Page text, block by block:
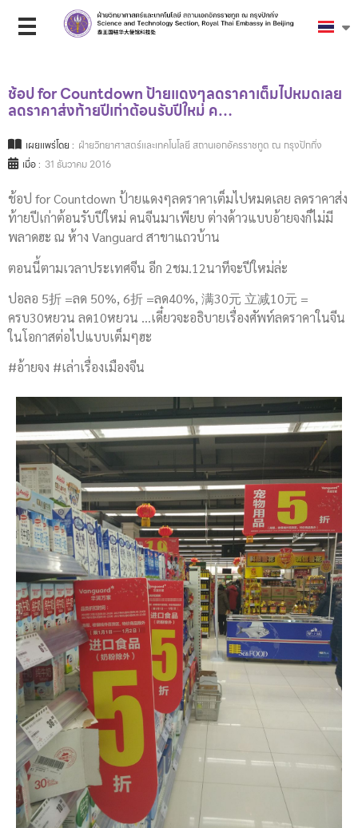
ช้อป for Countdown ป้ายแดงๆลดราคาเต็มไปหมดเลย
ลดราคาส่งท้ายปีเก่าต้อนรับปีใหม่ ค…
เผยแพร่โดย : ฝ่ายวิทยาศาสตร์และเทคโนโลยี สถานเอกอัครราชทูต ณ กรุงปักกิ่ง
เมื่อ : 31 ธันวาคม 2016
ช้อป for Countdown ป้ายแดงๆลดราคาเต็มไปหมดเลย ลดราคาส่ง
ท้ายปีเก่าต้อนรับปีใหม่ คนจีนมาเพียบ ต่างด้าวแบบอ้ายจงก็ไม่มี
พลาดฮะ ณ ห้าง Vanguard สาขาแถวบ้าน
ตอนนี้ตามเวลาประเทศจีน อีก 2ชม.12นาทีจะปีใหม่ล่ะ
ปอลอ 5折 =ลด 50%, 6折 =ลด40%, 满30元 立减10元 =
ครบ30หยวน ลด10หยวน …เดี๋ยวจะอธิบายเรื่องศัพท์ลดราคาในจีน
ในโอกาสต่อไปแบบเต็มๆฮะ
#อ้ายจง #เล่าเรื่องเมืองจีน